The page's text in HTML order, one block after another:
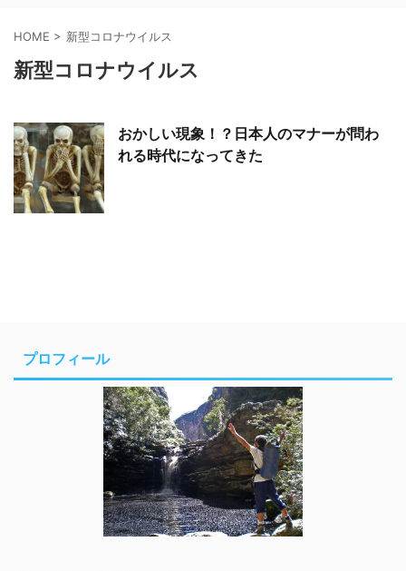
HOME > 新型コロナウイルス
新型コロナウイルス
おかしい現象！？日本人のマナーが問わ
れる時代になってきた
プロフィール